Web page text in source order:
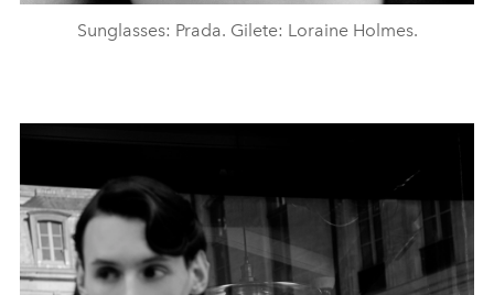
Sunglasses: Prada. Gilete: Loraine Holmes.